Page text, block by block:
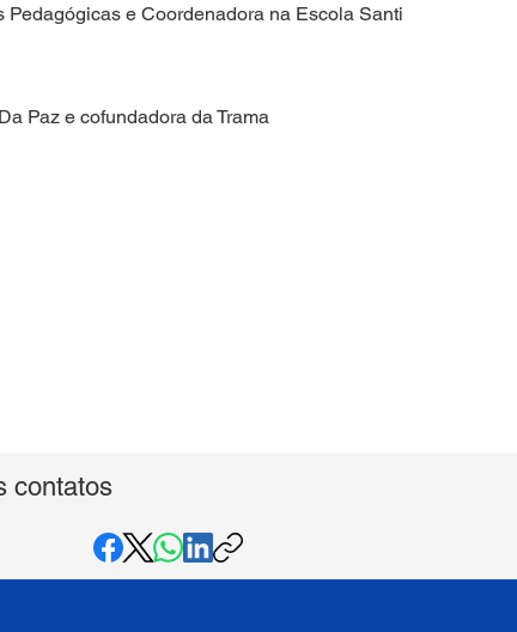
Pedagógicas e Coordenadora na Escola Santi
Paz e cofundadora da Trama
contatos